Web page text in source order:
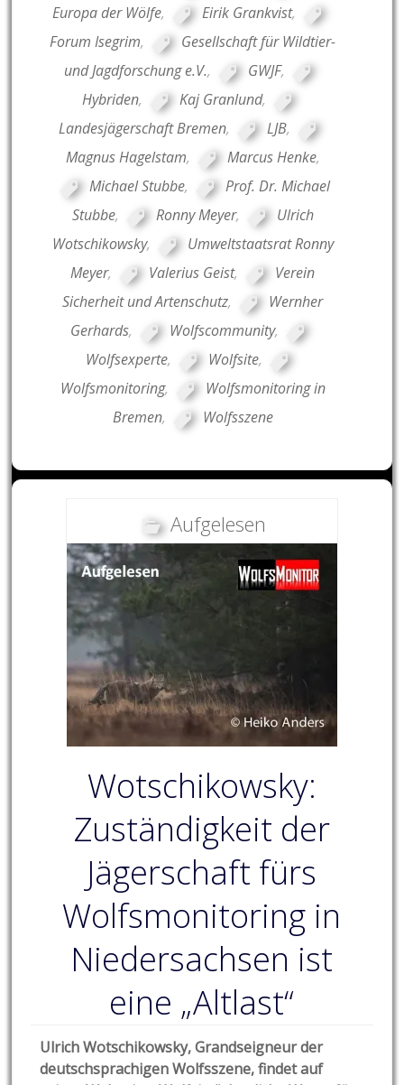
Europa der Wölfe, Eirik Grankvist,
Forum Isegrim,
Gesellschaft für Wildtier-
und Jagdforschung e.V., GWJF,
Hybriden, Kaj Granlund,
Landesjägerschaft Bremen, LJB,
Magnus Hagelstam, Marcus Henke,
Michael Stubbe,
Prof. Dr. Michael
Stubbe, Ronny Meyer,
Ulrich
Wotschikowsky,
Umweltstaatsrat Ronny
Meyer, Valerius Geist,
Verein
Sicherheit und Artenschutz,
Wernher
Gerhards, Wolfscommunity,
Wolfsexperte, Wolfsite,
Wolfsmonitoring,
Wolfsmonitoring in
Bremen, Wolfsszene
Aufgelesen
Wotschikowsky:
Zuständigkeit der
Jägerschaft fürs
Wolfsmonitoring in
Niedersachsen ist
eine „Altlast“
Ulrich Wotschikowsky, Grandseigneur der
deutschsprachigen Wolfsszene, findet auf